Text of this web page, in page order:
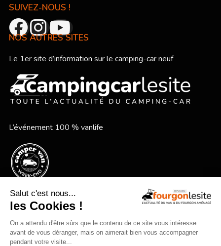
SUIVEZ-NOUS !
NOS AUTRES SITES
Le 1er site d’information sur le camping-car neuf
L’événement 100 % vanlife
Le festival vanlife en bord de mer